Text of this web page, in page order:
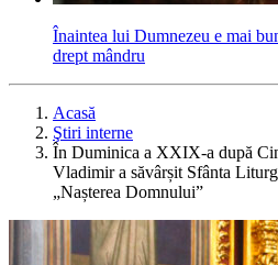
Înaintea lui Dumnezeu e mai
drept mândru
Acasă
Ştiri interne
În Duminica a XXIX-a după
Vladimir a săvârșit Sfânta
„Nașterea Domnului”